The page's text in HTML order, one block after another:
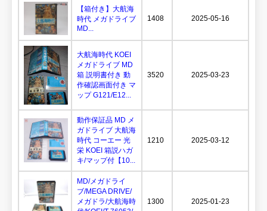
【箱付き】大航海
時代 メガドライブ
MD...
1408 2025-05-16
大航海時代 KOEI
メガドライブ MD
箱 説明書付き 動
作確認画面付き マ
ップ G121/E12...
3520 2025-03-23
動作保証品 MD メ
ガドライブ 大航海
時代 コーエー 光
栄 KOEI 箱説ハガ
キ/マップ付【10...
1210 2025-03-12
MD/メガドライ
ブ/MEGA DRIVE/
メガドラ/大航海時
1300 2025-01-23